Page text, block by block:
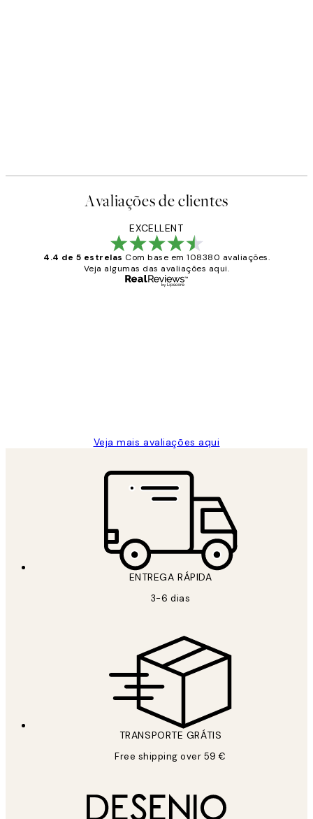
Avaliações de clientes
EXCELLENT
4.4 de 5 estrelas Com base em 108380 avaliações.
Veja algumas das avaliações aqui.
Veja mais avaliações aqui
ENTREGA RÁPIDA
3-6 dias
TRANSPORTE GRÁTIS
Free shipping over 59 €